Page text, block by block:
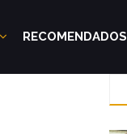
RECOMENDADOS